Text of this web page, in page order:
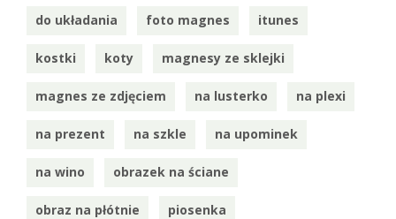
do układania foto magnes itunes
kostki koty magnesy ze sklejki
magnes ze zdjęciem na lusterko na plexi
na prezent na szkle na upominek
na wino obrazek na ściane
obraz na płótnie piosenka